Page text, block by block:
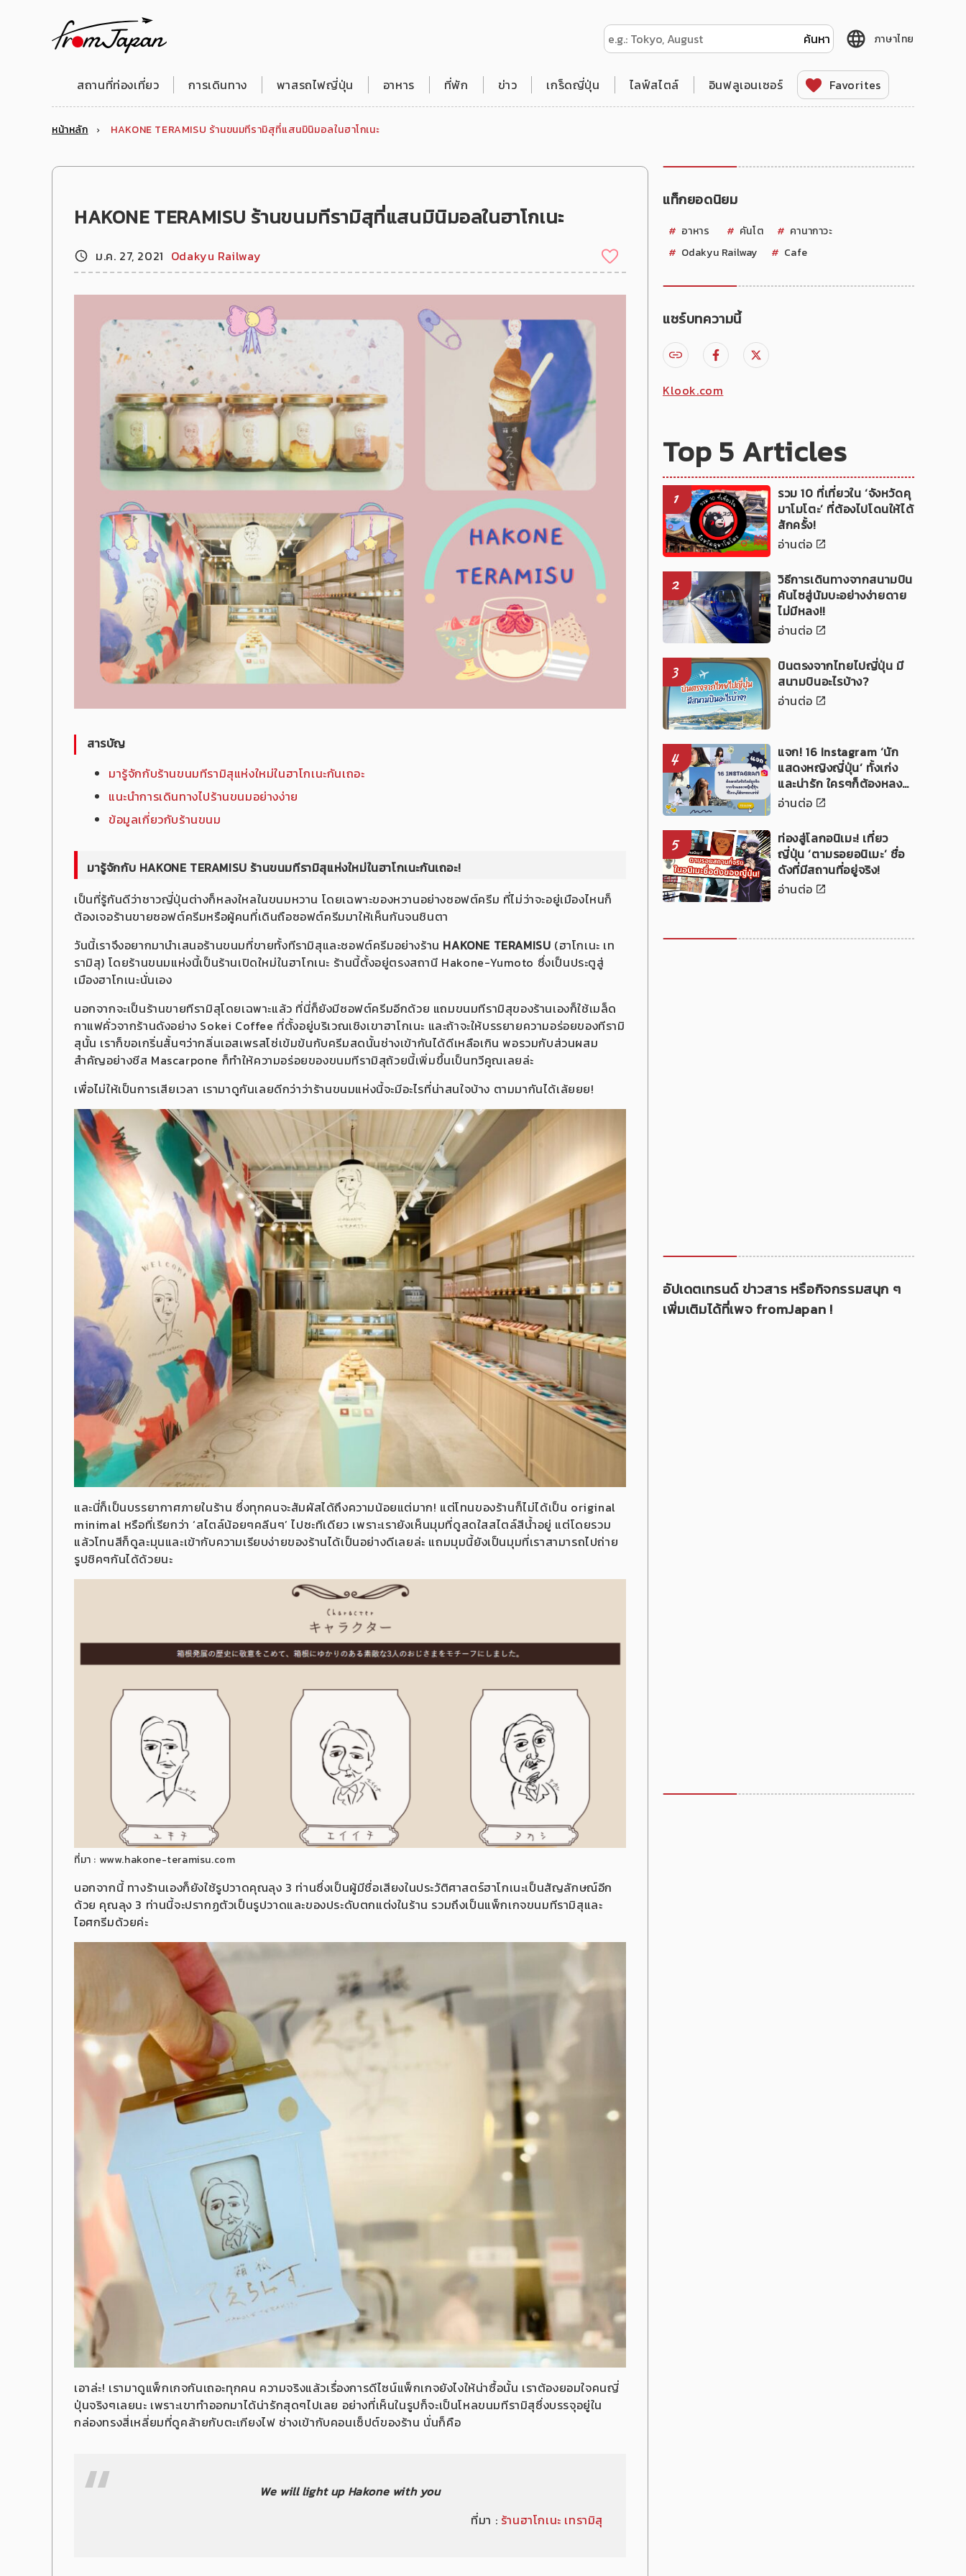
ภาษาไทย
สถานที่ท่องเที่ยว การเดินทาง พาสรถไฟญี่ปุ่น อาหาร ที่พัก ข่าว เกร็ดญี่ปุ่น ไลฟ์สไตล์ อินฟลูเอนเซอร์ Favorites
หน้าหลัก HAKONE TERAMISU ร้านขนมทีรามิสุที่แสนมินิมอลในฮาโกเนะ
HAKONE TERAMISU ร้านขนมทีรามิสุที่แสนมินิมอลในฮาโกเนะ
ม.ค. 27, 2021 Odakyu Railway
สารบัญ
มารู้จักกับร้านขนมทีรามิสุแห่งใหม่ในฮาโกเนะกันเถอะ
แนะนำการเดินทางไปร้านขนมอย่างง่าย
ข้อมูลเกี่ยวกับร้านขนม
มารู้จักกับ HAKONE TERAMISU ร้านขนมทีรามิสุแห่งใหม่ในฮาโกเนะกันเถอะ!
เป็นที่รู้กันดีว่าชาวญี่ปุ่นต่างก็หลงใหลในขนมหวาน โดยเฉพาะของหวานอย่างซอฟต์ครีม ที่ไม่ว่าจะอยู่เมืองไหนก็
ต้องเจอร้านขายซอฟต์ครีมหรือผู้คนที่เดินถือซอฟต์ครีมมาให้เห็นกันจนชินตา
วันนี้เราจึงอยากมานำเสนอร้านขนมที่ขายทั้งทีรามิสุและซอฟต์ครีมอย่างร้าน HAKONE TERAMISU (ฮาโกเนะ เท
รามิสุ) โดยร้านขนมแห่งนี้เป็นร้านเปิดใหม่ในฮาโกเนะ ร้านนี้ตั้งอยู่ตรงสถานี Hakone-Yumoto ซึ่งเป็นประตูสู่
เมืองฮาโกเนะนั่นเอง
นอกจากจะเป็นร้านขายทีรามิสุโดยเฉพาะแล้ว ที่นี่ก็ยังมีซอฟต์ครีมอีกด้วย แถมขนมทีรามิสุของร้านเองก็ใช้เมล็ด
กาแฟคั่วจากร้านดังอย่าง Sokei Coffee ที่ตั้งอยู่บริเวณเชิงเขาฮาโกเนะ และถ้าจะให้บรรยายความอร่อยของทีรามิ
สุนั้น เราก็ขอเกริ่นสั้นๆว่ากลิ่นเอสเพรสโซ่เข้มข้นกับครีมสดนั้นช่างเข้ากันได้ดีเหลือเกิน พอรวมกับส่วนผสม
สำคัญอย่างชีส Mascarpone ก็ทำให้ความอร่อยของขนมทีรามิสุถ้วยนี้เพิ่มขึ้นเป็นทวีคูณเลยล่ะ
เพื่อไม่ให้เป็นการเสียเวลา เรามาดูกันเลยดีกว่าว่าร้านขนมแห่งนี้จะมีอะไรที่น่าสนใจบ้าง ตามมากันได้เล้ยยย!
และนี่ก็เป็นบรรยากาศภายในร้าน ซึ่งทุกคนจะสัมผัสได้ถึงความน้อยแต่มาก! แต่โทนของร้านก็ไม่ได้เป็น original
minimal หรือที่เรียกว่า ‘สไตล์น้อยๆคลีนๆ’ ไปซะทีเดียว เพราะเรายังเห็นมุมที่ดูสดใสสไตล์สีน้ำอยู่ แต่โดยรวม
แล้วโทนสีก็ดูละมุนและเข้ากับความเรียบง่ายของร้านได้เป็นอย่างดีเลยล่ะ แถมมุมนี้ยังเป็นมุมที่เราสามารถไปถ่าย
รูปชิคๆกันได้ด้วยนะ
ที่มา : www.hakone-teramisu.com
นอกจากนี้ ทางร้านเองก็ยังใช้รูปวาดคุณลุง 3 ท่านซึ่งเป็นผู้มีชื่อเสียงในประวัติศาสตร์ฮาโกเนะเป็นสัญลักษณ์อีก
ด้วย คุณลุง 3 ท่านนี้จะปรากฏตัวเป็นรูปวาดและของประดับตกแต่งในร้าน รวมถึงเป็นแพ็กเกจขนมทีรามิสุและ
ไอศกรีมด้วยค่ะ
เอาล่ะ! เรามาดูแพ็กเกจกันเถอะทุกคน ความจริงแล้วเรื่องการดีไซน์แพ็กเกจยังไงให้น่าซื้อนั้น เราต้องยอมใจคนญี่
ปุ่นจริงๆเลยนะ เพราะเขาทำออกมาได้น่ารักสุดๆไปเลย อย่างที่เห็นในรูปก็จะเป็นโหลขนมทีรามิสุซึ่งบรรจุอยู่ใน
กล่องทรงสี่เหลี่ยมที่ดูคล้ายกับตะเกียงไฟ ช่างเข้ากับคอนเซ็ปต์ของร้าน นั่นก็คือ
We will light up Hakone with you
ที่มา : ร้านฮาโกเนะ เทรามิสุ
แท็กยอดนิยม
อาหาร คันโต
คานากาวะ
Odakyu Railway
Cafe
แชร์บทความนี้
Klook.com
Top 5 Articles
1
รวม 10 ที่เที่ยวใน ‘จังหวัดคุ
มาโมโตะ’ ที่ต้องไปโดนให้ได้
สักครั้ง!
อ่านต่อ
2
วิธีการเดินทางจากสนามบิน
คันไซสู่นัมบะอย่างง่ายดาย
ไม่มีหลง!!
อ่านต่อ
3
บินตรงจากไทยไปญี่ปุ่น มี
สนามบินอะไรบ้าง?
อ่านต่อ
4
แจก! 16 Instagram ‘นัก
แสดงหญิงญี่ปุ่น’ ทั้งเก่ง
และน่ารัก ใครๆก็ต้องหลง
เสน่ห์!
อ่านต่อ
5
ท่องสู่โลกอนิเมะ! เที่ยว
ญี่ปุ่น ‘ตามรอยอนิเมะ’ ชื่อ
ดังที่มีสถานที่อยู่จริง!
อ่านต่อ
อัปเดตเทรนด์ ข่าวสาร หรือกิจกรรมสนุก ๆ
เพิ่มเติมได้ที่เพจ fromJapan !